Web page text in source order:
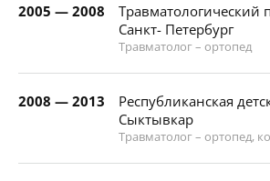
2005 — 2008
Травматологический
Санкт- Петербург
Травматолог – ортопед
2008 — 2013
Республиканская
Сыктывкар
Травматолог – ортопед,